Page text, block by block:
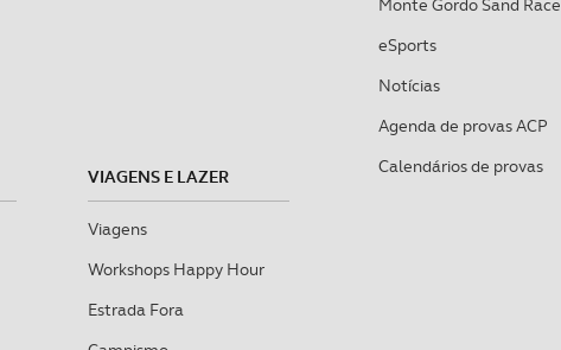
VIAGENS E LAZER
Viagens
Workshops Happy Hour
Estrada Fora
eSports
Notícias
Agenda de provas ACP
Calendários de provas